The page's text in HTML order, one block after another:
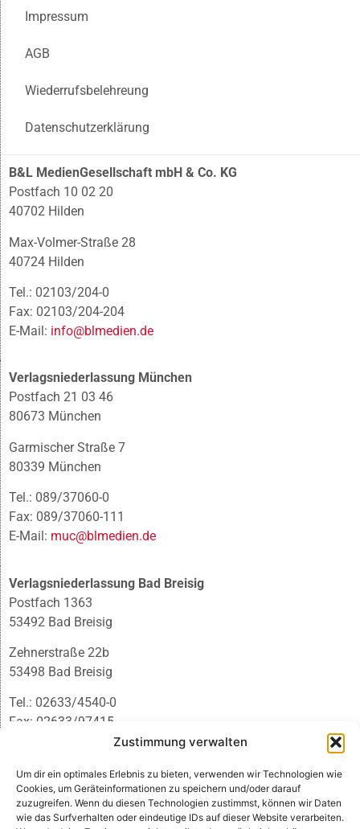
Zustimmung verwalten
Um dir ein optimales Erlebnis zu bieten, verwenden wir Technologien wie
Cookies, um Geräteinformationen zu speichern und/oder darauf
zuzugreifen. Wenn du diesen Technologien zustimmst, können wir Daten
wie das Surfverhalten oder eindeutige IDs auf dieser Website verarbeiten.
Impressum
AGB
Wiederrufsbelehreung
Datenschutzerklärung
B&L MedienGesellschaft mbH & Co. KG
Postfach 10 02 20
40702 Hilden
Max-Volmer-Straße 28
40724 Hilden
Tel.: 02103/204-0
Fax: 02103/204-204
E-Mail: info@blmedien.de
Verlagsniederlassung München
Postfach 21 03 46
80673 München
Garmischer Straße 7
80339 München
Tel.: 089/37060-0
Fax: 089/37060-111
E-Mail: muc@blmedien.de
Verlagsniederlassung Bad Breisig
Postfach 1363
53492 Bad Breisig
Zehnerstraße 22b
53498 Bad Breisig
Tel.: 02633/4540-0
Fax: 02633/97415
infobb@blmedien.de